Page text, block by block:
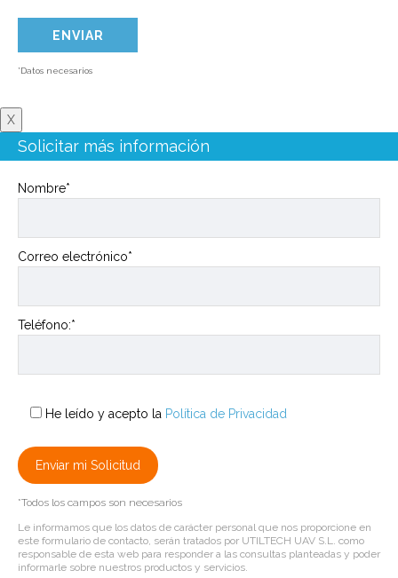
*Datos necesarios
X
Solicitar más información
Nombre*
Correo electrónico*
Teléfono:*
He leído y acepto la Política de Privacidad
*Todos los campos son necesarios
Le informamos que los datos de carácter personal que nos proporcione en
este formulario de contacto, serán tratados por UTILTECH UAV S.L. como
responsable de esta web para responder a las consultas planteadas y poder
informarle sobre nuestros productos y servicios.